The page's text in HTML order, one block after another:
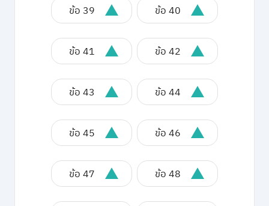
ข้อ 39 ข้อ 40
ข้อ 41 ข้อ 42
ข้อ 43 ข้อ 44
ข้อ 45 ข้อ 46
ข้อ 47 ข้อ 48